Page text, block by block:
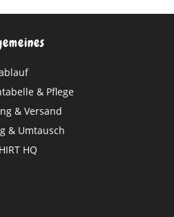
& Pflege
& Versand
& Umtausch
HQ